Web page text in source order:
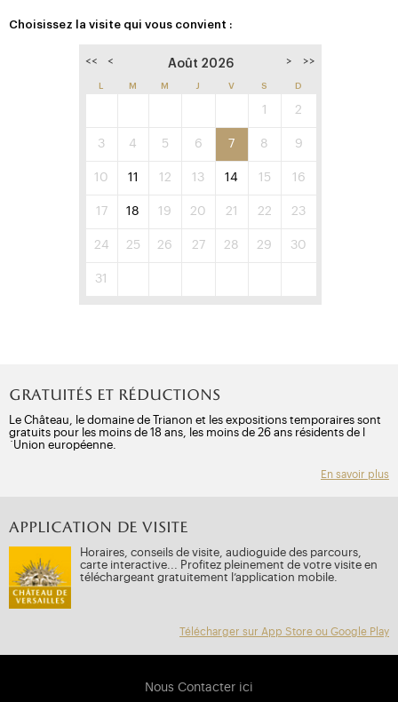
Choisissez la visite qui vous convient :
Août 2026
<< < >>
>
L M M J V S D
1 2
3 4 5 6 7 8 9
10 11 12 13 14 15 16
17 18 19 20 21 22 23
24 25 26 27 28 29 30
31
Gratuités et réductions
Le Château, le domaine de Trianon et les expositions temporaires sont
gratuits pour les moins de 18 ans, les moins de 26 ans résidents de l
´Union européenne.
En savoir plus
APPLICATION DE VISITE
Horaires, conseils de visite, audioguide des parcours,
carte interactive... Profitez pleinement de votre visite en
téléchargeant gratuitement l’application mobile.
Télécharger sur App Store ou Google Play
Nous Contacter ici